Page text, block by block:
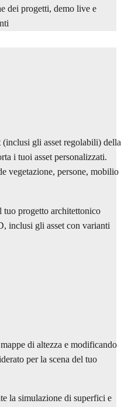
dei progetti, demo live e
gli asset regolabili) della
i tuoi asset personalizzati.
vegetazione, persone, mobilio
tuo progetto architettonico
inclusi gli asset con varianti
di altezza e modificando
per la scena del tuo
la simulazione di superfici e